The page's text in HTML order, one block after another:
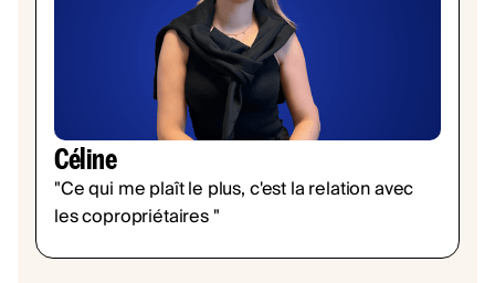
Céline
"Ce qui me plaît le plus, c'est la relation avec
les copropriétaires "